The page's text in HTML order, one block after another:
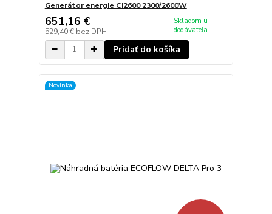
Generátor energie CI2600 2300/2600W
651,16 €
529,40 € bez DPH
Skladom u
dodávateľa
Pridať do košíka
Novinka